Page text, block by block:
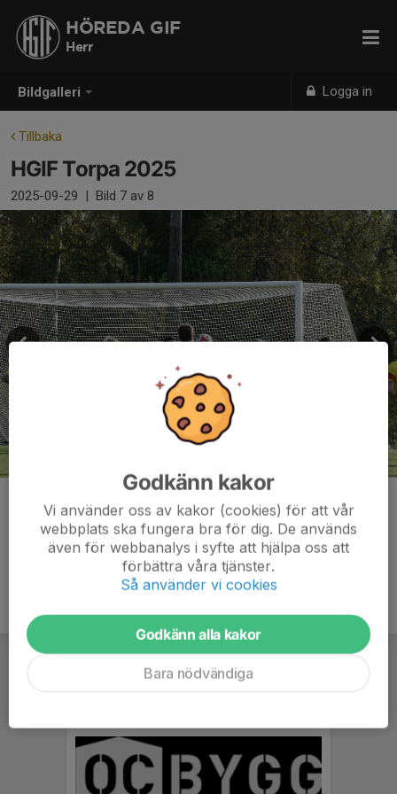
Bildgalleri Logga in
HÖREDA GIF
Herr
Tillbaka
HGIF Torpa 2025
2025-09-29 | Bild 7 av 8
Kommentarer
Godkänn kakor
Vi använder oss av kakor (cookies) för att vår
webbplats ska fungera bra för dig. De används
även för webbanalys i syfte att hjälpa oss att
förbättra våra tjänster.
Så använder vi cookies
Godkänn alla kakor
Bara nödvändiga